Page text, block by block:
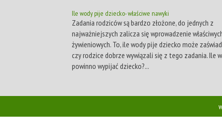
Ile wody pije dziecko- właściwe nawyki
Zadania rodziców są bardzo złożone, do jednych z
najważniejszych zalicza się wprowadzenie
żywieniowych. To, ile wody pije dziecko może
czy rodzice dobrze wywiązali się z tego zadania. Ile
powinno wypijać dziecko?...